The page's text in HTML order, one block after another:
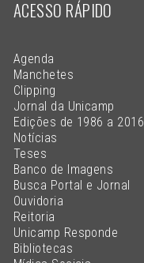
ACESSO RÁPIDO
Agenda
Manchetes
Clipping
Jornal da Unicamp
Edições de 1986 a 2016
Notícias
Teses
Banco de Imagens
Busca Portal e Jornal
Ouvidoria
Reitoria
Unicamp Responde
Bibliotecas